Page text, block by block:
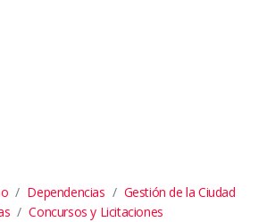
Dependencias
Gestión de la Ciudad
Concursos y Licitaciones